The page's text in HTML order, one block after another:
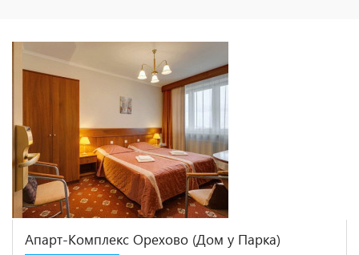
Апарт-Комплекс Орехово (Дом у Парка)